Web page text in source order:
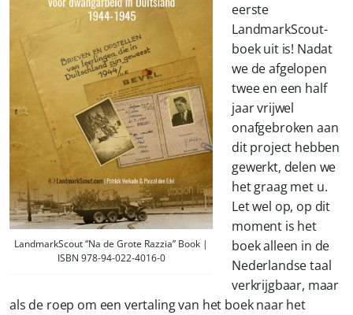
LandmarkScout “Na de Grote Razzia” Book |
ISBN 978-94-022-4016-0
eerste
LandmarkScout-
boek uit is! Nadat
we de afgelopen
twee en een half
jaar vrijwel
onafgebroken aan
dit project hebben
gewerkt, delen we
het graag met u.
Let wel op, op dit
moment is het
boek alleen in de
Nederlandse taal
verkrijgbaar, maar
als de roep om een ​​vertaling van het boek naar het